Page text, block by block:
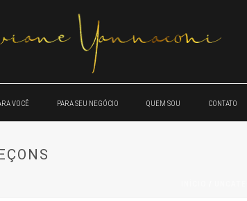
VOCÊ PARA SEU NEGÓCIO QUEM SOU CONTATO